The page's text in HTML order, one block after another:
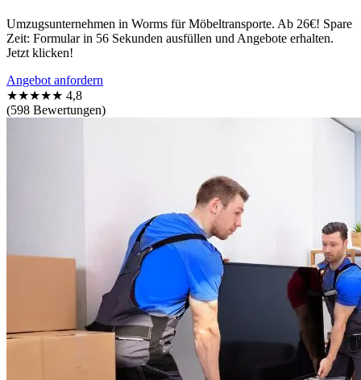
Umzugsunternehmen in Worms für Möbeltransporte. Ab 26€! Spare
Zeit: Formular in 56 Sekunden ausfüllen und Angebote erhalten.
Jetzt klicken!
Angebot anfordern
★★★★★ 4,8
(598 Bewertungen)